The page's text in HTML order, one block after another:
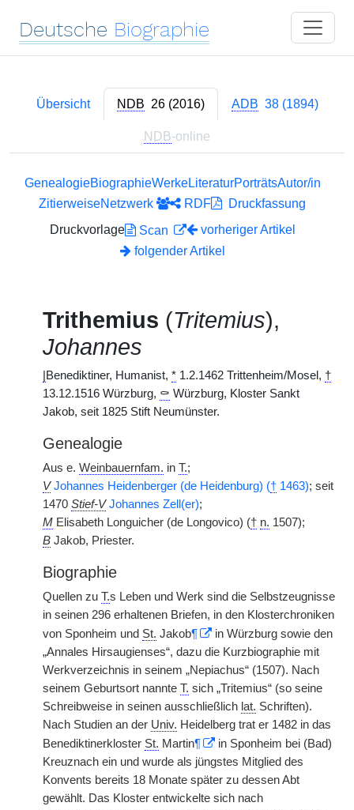
Deutsche Biographie
Übersicht NDB 26 (2016) ADB 38 (1894)
NDB-online
GenealogieBiographieWerkeLiteraturPorträtsAutor/in
ZitierweiseNetzwerk RDF
Druckfassung
Druckvorlage
Scan
vorheriger Artikel
folgender Artikel
Trithemius (Tritemius),
Johannes
Benediktiner, Humanist, * 1.2.1462 Trittenheim/Mosel, †
13.12.1516 Würzburg, ⚰ Würzburg, Kloster Sankt
Jakob, seit 1825 Stift Neumünster.
Genealogie
Aus e. Weinbauernfam. in T.;
V Johannes Heidenberger (de Heidenburg) († 1463); seit
1470 Stief-V Johannes Zell(er);
M Elisabeth Longuicher (de Longovico) († n. 1507);
B Jakob, Priester.
Biographie
Quellen zu T.s Leben und Werk sind die Selbstzeugnisse
in seinen 296 erhaltenen Briefen, in den Klosterchroniken
von Sponheim und St. Jakob¶
in Würzburg sowie den
„Annales Hirsaugienses“, dazu die Kurzbiographie mit
Werkverzeichnis in seinem „Nepiachus“ (1507). Nach
seinem Geburtsort nannte T. sich „Tritemius“ (so seine
Schreibweise in seinen ausschließlich lat. Schriften).
Nach Studien an der Univ. Heidelberg trat er 1482 in das
Benediktinerkloster St. Martin¶
in Sponheim bei (Bad)
Kreuznach ein und wurde als jüngstes Mitglied des
Konvents bereits 18 Monate später zu dessen Abt
gewählt. Das Kloster entwickelte sich nach